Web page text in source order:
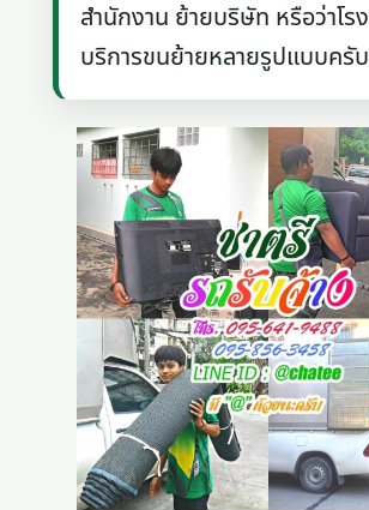
สำนักงาน ย้ายบริษัท หรือว่าโร
บริการขนย้ายหลายรูปแบบครับ